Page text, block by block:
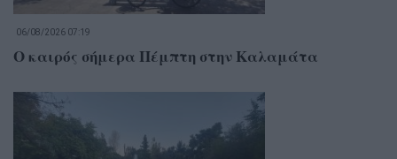
06/08/2026 07:19
Ο καιρός σήμερα Πέμπτη στην Καλαμάτα